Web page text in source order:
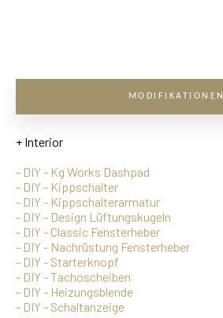
MODIFIKATIONEN
+ Interior
- DIY - Kg Works Dashpad
- DIY - Kippschalter
- DIY - Kippschalterarmatur
- DIY - Design Lüftungskugeln
- DIY - Classic Fensterheber
- DIY - Nachrüstung Fensterheber
- DIY - Starterknopf
- DIY - Tachoscheiben
- DIY - Heizungsblende
- DIY - Schaltanzeige